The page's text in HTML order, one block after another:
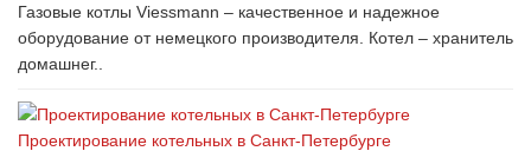
Газовые котлы Viessmann – качественное и надежное
оборудование от немецкого производителя. Котел – хранитель
домашнег..
Проектирование котельных в Санкт-Петербурге